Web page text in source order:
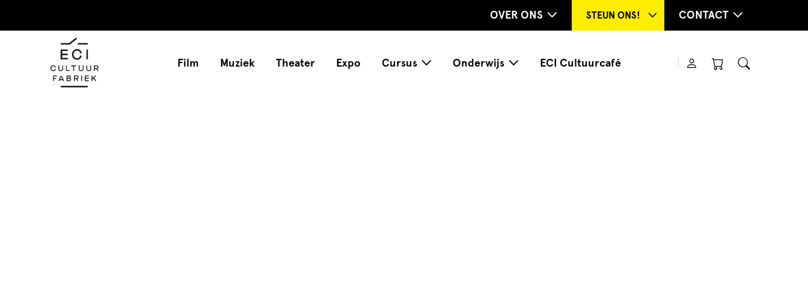
OVER ONS STEUN ONS! CONTACT
Film Muziek Theater Expo Cursus Onderwijs ECI Cultuurcafé